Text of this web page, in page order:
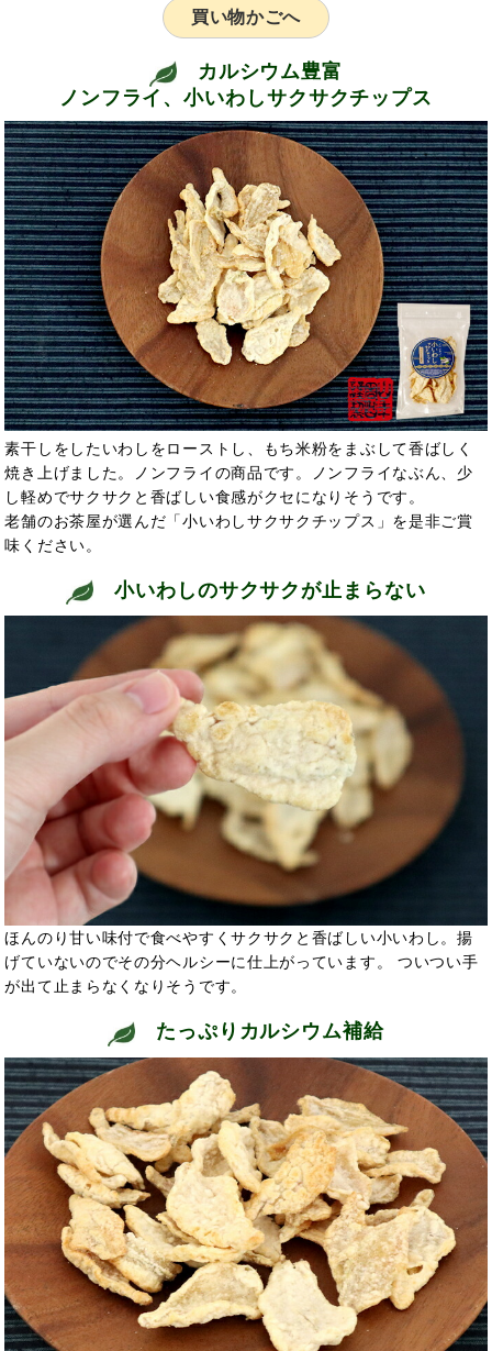
買い物かごへ
カルシウム豊富
ノンフライ、小いわしサクサクチップス
素干しをしたいわしをローストし、もち米粉をまぶして香ばしく
焼き上げました。ノンフライの商品です。ノンフライなぶん、少
し軽めでサクサクと香ばしい食感がクセになりそうです。
老舗のお茶屋が選んだ「小いわしサクサクチップス」を是非ご賞
味ください。
小いわしのサクサクが止まらない
ほんのり甘い味付で食べやすくサクサクと香ばしい小いわし。揚
げていないのでその分ヘルシーに仕上がっています。 ついつい手
が出て止まらなくなりそうです。
たっぷりカルシウム補給